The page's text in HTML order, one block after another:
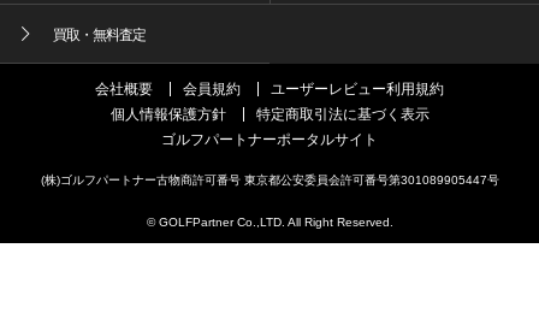
買取・無料査定
会社概要 会員規約
ユーザーレビュー利用規約
個人情報保護方針
特定商取引法に基づく表示
ゴルフパートナーポータルサイト
(株)ゴルフパートナー古物商許可番号 東京都公安委員会許可番号第301089905447号
© GOLFPartner Co.,LTD. All Right Reserved.